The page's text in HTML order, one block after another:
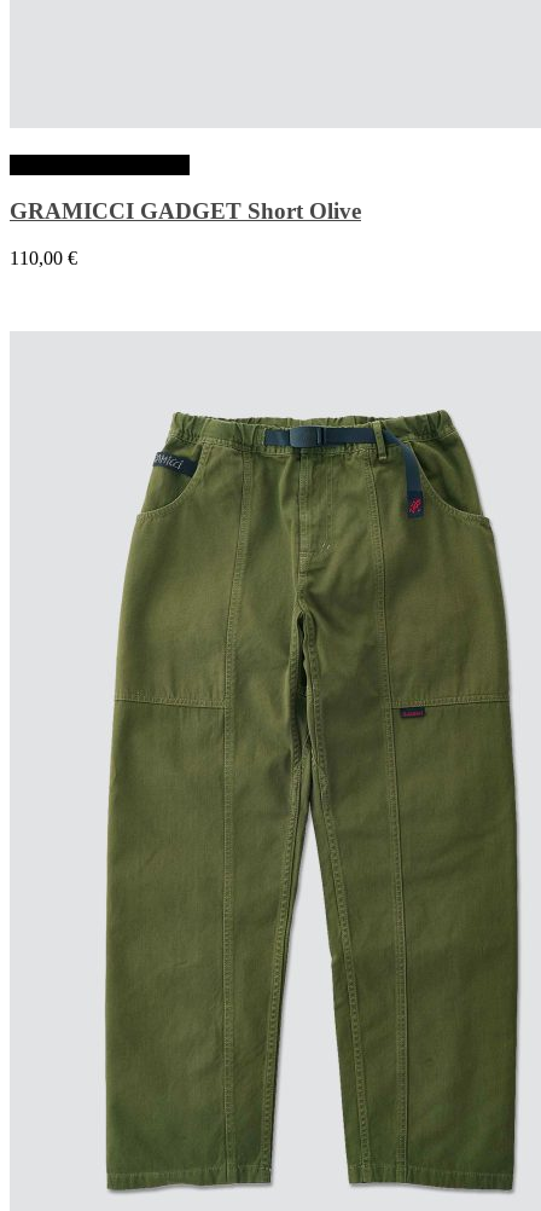
GRAMICCI GADGET Short Olive
110,00 €